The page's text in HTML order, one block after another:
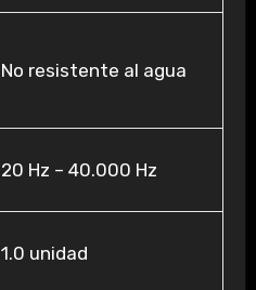
‎No resistente al agua
‎20 Hz – 40.000 Hz
‎1.0 unidad